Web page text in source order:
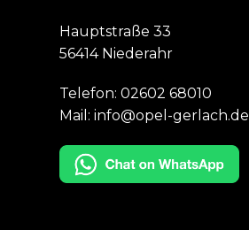
Hauptstraße 33
56414 Niederahr
Telefon:02602 68010
Mail: info@opel-gerlach.de